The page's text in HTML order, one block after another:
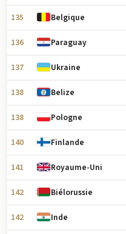
135 Belgique
136 Paraguay
137 Ukraine
138 Belize
138 Pologne
140 Finlande
141 Royaume-Uni
142 Biélorussie
142 Inde